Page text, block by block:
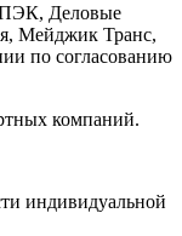
Деловые
Мейджик Транс,
по согласованию
компаний.
индивидуальной